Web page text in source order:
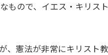
もので、イエス・キリス
、憲法が非常にキリスト